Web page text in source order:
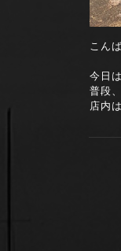
こん
今日
普段
店内